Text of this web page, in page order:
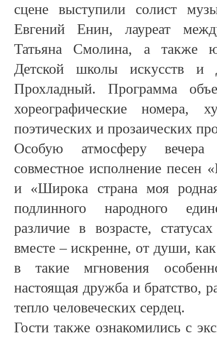
сцене выступили солист
Евгений Енин, лауреат
Татьяна Смолина, а также
Детской школы искусств
Прохладный. Программа
хореографические номера,
поэтических и прозаических
Особую атмосферу вечера
совместное исполнение песен
и «Широка страна моя
подлинного народного
различие в возрасте,
вместе – искренне, от души,
в такие мгновения
настоящая дружба и братство,
тепло человеческих сердец.
Гости также ознакомились с